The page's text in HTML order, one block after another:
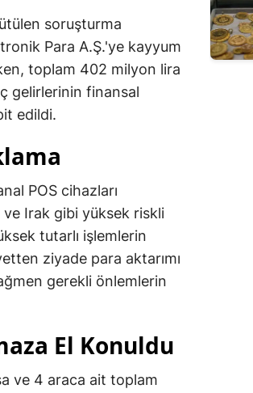
soruşturma
Para A.Ş.'ye kayyum
toplam 402 milyon lira
gelirlerinin finansal
edildi.
POS cihazları
Irak gibi yüksek riskli
tutarlı işlemlerin
ziyade para aktarımı
gerekli önlemlerin
El Konuldu
ve 4 araca ait toplam